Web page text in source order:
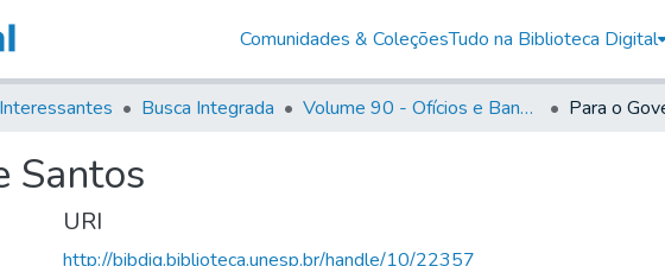
Comunidades & ColeçõesTudo na Biblioteca Digital
Busca Integrada Volume 90 - Ofícios e Bandos do Capitão General, Conde de Palma, aos funcionários da Capitania (1814- 1817)
Santos
URI
http://bibdig.biblioteca.unesp.br/handle/10/22357